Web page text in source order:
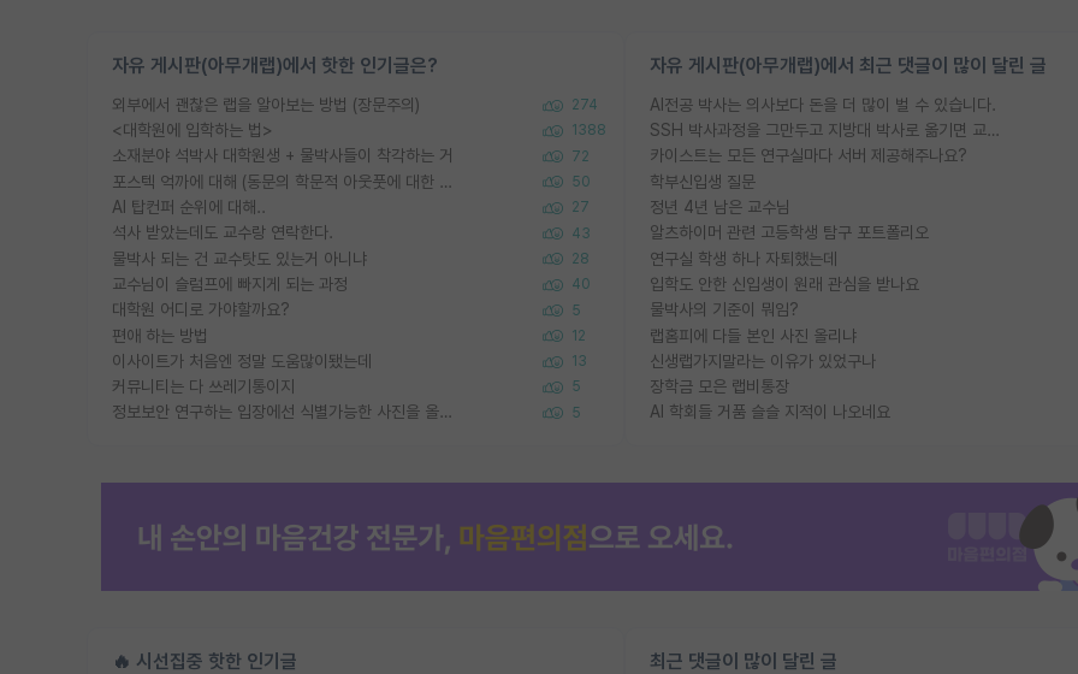
자유 게시판(아무개랩)에서 핫한 인기글은?
외부에서 괜찮은 랩을 알아보는 방법 (장문주의) 274
<대학원에 입학하는 법> 1388
소재분야 석박사 대학원생 + 물박사들이 착각하는 거 72
포스텍 억까에 대해 (동문의 학문적 아웃풋에 대한 반박) 50
AI 탑컨퍼 순위에 대해.. 27
석사 받았는데도 교수랑 연락한다. 43
물박사 되는 건 교수탓도 있는거 아니냐 28
교수님이 슬럼프에 빠지게 되는 과정 40
대학원 어디로 가야할까요? 5
편애 하는 방법 12
이사이트가 처음엔 정말 도움많이됐는데 13
커뮤니티는 다 쓰레기통이지 5
정보보안 연구하는 입장에선 식별가능한 사진을 올리는건 비추이긴함 5
자유 게시판(아무개랩)에서 최근 댓글이 많이 달린 글
AI전공 박사는 의사보다 돈을 더 많이 벌 수 있습니다.
SSH 박사과정을 그만두고 지방대 박사로 옮기면 교수의 꿈은 끝일까요?
카이스트는 모든 연구실마다 서버 제공해주나요?
학부신입생 질문
정년 4년 남은 교수님
알츠하이머 관련 고등학생 탐구 포트폴리오
연구실 학생 하나 자퇴했는데
입학도 안한 신입생이 원래 관심을 받나요
물박사의 기준이 뭐임?
랩홈피에 다들 본인 사진 올리냐
신생랩가지말라는 이유가 있었구나
장학금 모은 랩비통장
AI 학회들 거품 슬슬 지적이 나오네요
🔥 시선집중 핫한 인기글 최근 댓글이 많이 달린 글